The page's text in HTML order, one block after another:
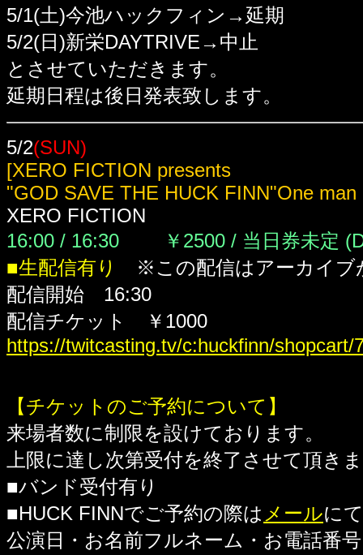
5/1(土)今池ハックフィン→延期
5/2(日)新栄DAYTRIVE→中止
とさせていただきます。
延期日程は後日発表致します。
5/2(SUN)
[XERO FICTION presents
"GOD SAVE THE HUCK FINN"One man
XERO FICTION
16:00 / 16:30 ￥2500 / 当日券未定
■生配信有り
※この配信はアーカイブ
配信開始 16:30
配信チケット ￥1000
https://twitcasting.tv/c:huckfinn/shopcart/
【チケットのご予約について】
来場者数に制限を設けております。
上限に達し次第受付を終了させて頂き
■バンド受付有り
■HUCK FINNでご予約の際は メールに
公演日・お名前フルネーム・お電話番号